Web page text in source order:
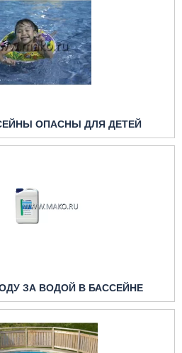
ОПАСНЫ ДЛЯ ДЕТЕЙ
ЗА ВОДОЙ В БАССЕЙНЕ